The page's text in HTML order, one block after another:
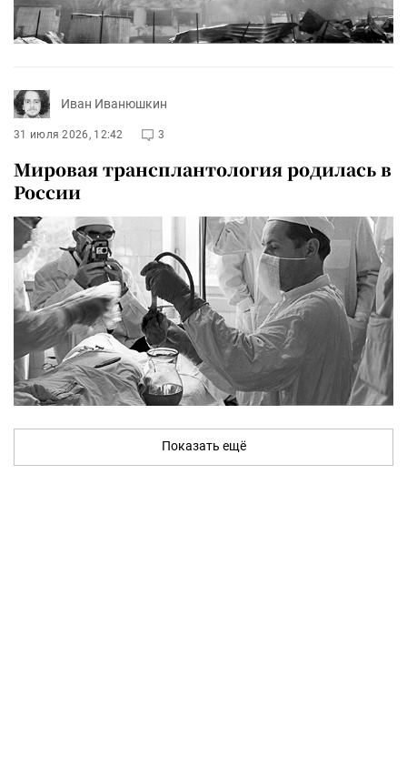
Иван Иванюшкин
31 июля 2026, 12:42 3
Мировая трансплантология родилась в
России
Показать ещё